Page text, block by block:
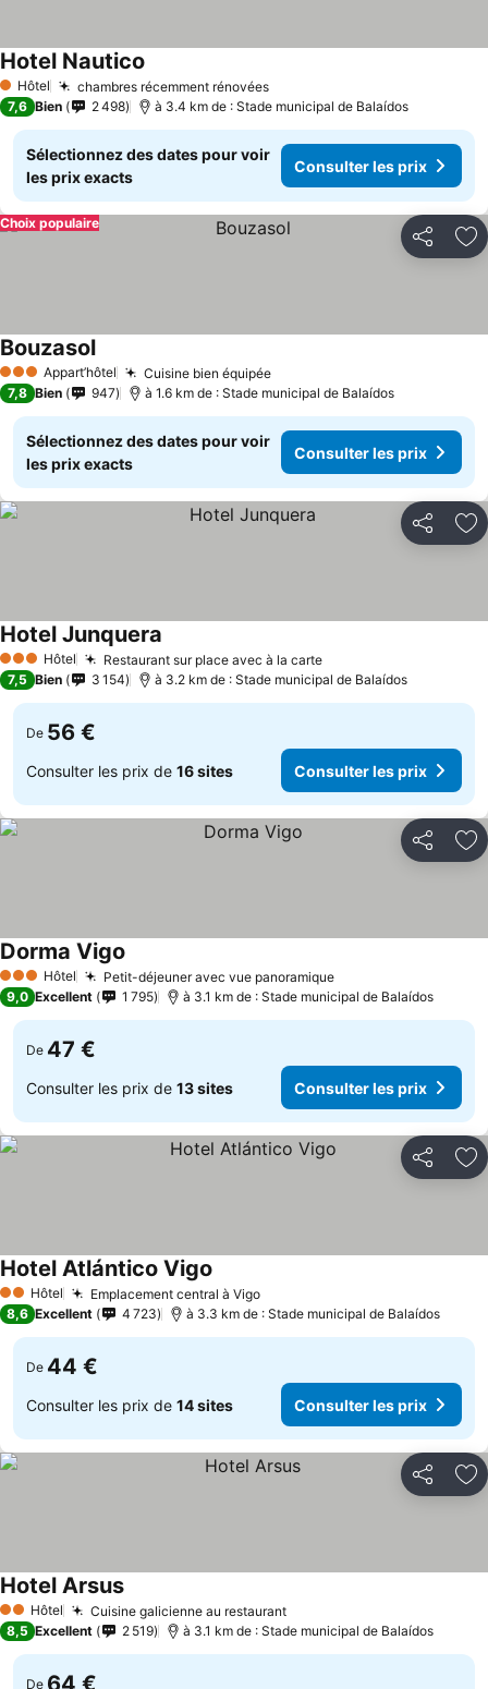
1 Étoiles
Hôtel chambres récemment rénovées
Hotel Nautico
7,6 Bien 2 498 à 3.4 km de : Stade municipal de Balaídos
Sélectionnez des dates pour voir
les prix exacts
Consulter les prix
Partager
Choix populaire
3 ÉtoilesAppart’hôtel Cuisine bien équipée
Bouzasol
7,8 Bien 947 à 1.6 km de : Stade municipal de Balaídos
Sélectionnez des dates pour voir
les prix exacts
Consulter les prix
Partager
3 ÉtoilesHôtel Restaurant sur place avec à la carte
Hotel Junquera
7,5 Bien 3 154 à 3.2 km de : Stade municipal de Balaídos
De 56 €
Consulter les prix de 16 sites Consulter les prix
Partager
3 ÉtoilesHôtel Petit-déjeuner avec vue panoramique
Dorma Vigo
9,0 Excellent 1 795 à 3.1 km de : Stade municipal de Balaídos
De 47 €
Consulter les prix de 13 sites Consulter les prix
Partager
2 Étoiles
Hôtel Emplacement central à Vigo
Hotel Atlántico Vigo
8,6 Excellent 4 723 à 3.3 km de : Stade municipal de Balaídos
De 44 €
Consulter les prix de 14 sites Consulter les prix
Partager
2 Étoiles
Hôtel Cuisine galicienne au restaurant
Hotel Arsus
8,5 Excellent 2 519 à 3.1 km de : Stade municipal de Balaídos
De 64 €